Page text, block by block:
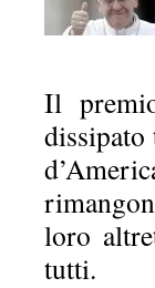
Il
loro
tutti.